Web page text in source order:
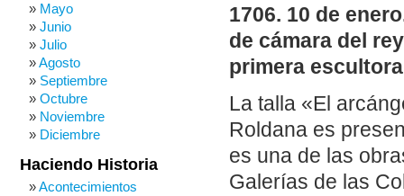
1706. 10 de
de cámara del
primera
La talla «El
Roldana es
es una de las
Galerías de las
Mayo
Junio
Julio
Agosto
Septiembre
Octubre
Noviembre
Diciembre
Haciendo Historia
Acontecimientos